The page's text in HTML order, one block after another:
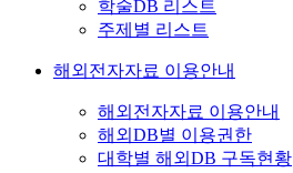
학술DB 리스트
주제별 리스트
해외전자자료 이용안내
해외전자자료 이용안내
해외DB별 이용권한
대학별 해외DB 구독현황